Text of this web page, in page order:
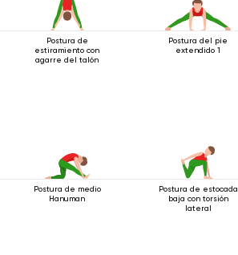
Postura de
estiramiento con
agarre del talón
Postura del pie
extendido 1
Postura de medio
Hanuman
Postura de estocada
baja con torsión
lateral